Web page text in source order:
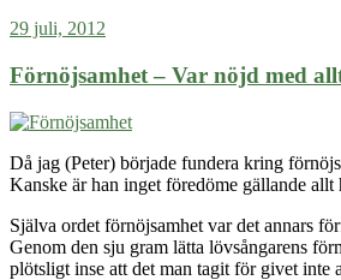
29 juli, 2012
Förnöjsamhet – Var nöjd med
Då jag (Peter) började fundera kring
Kanske är han inget föredöme gällande
Själva ordet förnöjsamhet var det annars
Genom den sju gram lätta lövsångarens
plötsligt inse att det man tagit för givet inte